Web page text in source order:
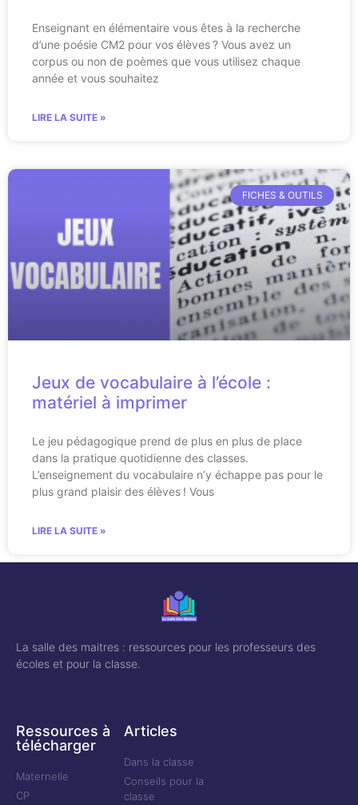
Enseignant en élémentaire vous êtes à la recherche
d’une poésie CM2 pour vos élèves ? Vous avez un
corpus ou non de poèmes que vous utilisez chaque
année et vous souhaitez
LIRE LA SUITE »
FICHES & OUTILS
Jeux de vocabulaire à l’école :
matériel à imprimer
Le jeu pédagogique prend de plus en plus de place
dans la pratique quotidienne des classes.
L’enseignement du vocabulaire n’y échappe pas pour le
plus grand plaisir des élèves ! Vous
LIRE LA SUITE »
La salle des maitres : ressources pour les professeurs des
écoles et pour la classe.
Ressources à
télécharger
Maternelle
CP
Articles
Dans la classe
Conseils pour la
classe